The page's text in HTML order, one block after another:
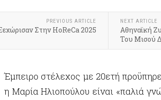
PREVIOUS ARTICLE
Στην HoReCa 2025
NEXT ARTICLE
Αθηναϊκή
Του Μισού
Έμπειρο στέλεχος με 20ετή
η Μαρία Ηλιοπούλου είναι «παλιά